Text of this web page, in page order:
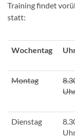
Training findet
statt:
Wochentag
Montag
Dienstag